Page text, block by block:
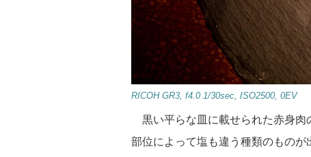
RICOH GR3, f4.0 1/30sec, ISO2500, 0EV
黒い平らな皿に載せられた赤身肉
部位によって塩も違う種類のもの